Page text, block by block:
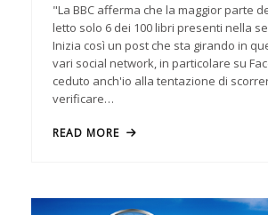
"La BBC afferma che la maggior parte
letto solo 6 dei 100 libri presenti nella
Inizia così un post che sta girando in
vari social network, in particolare su
ceduto anch'io alla tentazione di
verificare…
READ MORE